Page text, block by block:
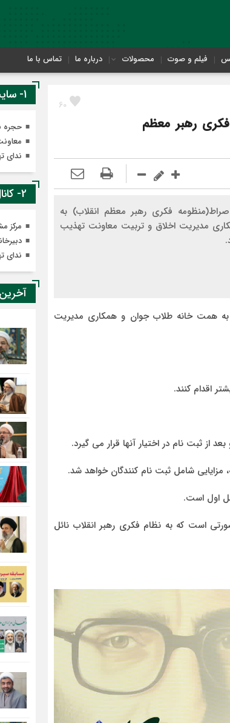
فیلم و صوت محصولات درباره ما تماس با ما
60
رهبر معظم
فکری رهبر معظم انقلاب) به
مدیریت اخلاق و تربیت معاونت تهذیب
به همت خانه طلاب جوان و همکاری مدیریت
اقدام کنند.
ثبت نام در اختیار آنها قرار می گیرد.
مزایایی شامل ثبت نام کنندگان خواهد شد.
اول است.
است که به نظام فکری رهبر انقلاب نائل
1- سایت های معاونت تهذیب
حجره
ندای
2- کانال های ایتای معاونت تهذیب
مرکز
ندای